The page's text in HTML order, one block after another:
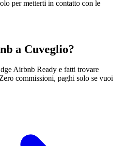
per metterti in contatto con le
a Cuveglio?
Airbnb Ready e fatti trovare
commissioni, paghi solo se vuoi